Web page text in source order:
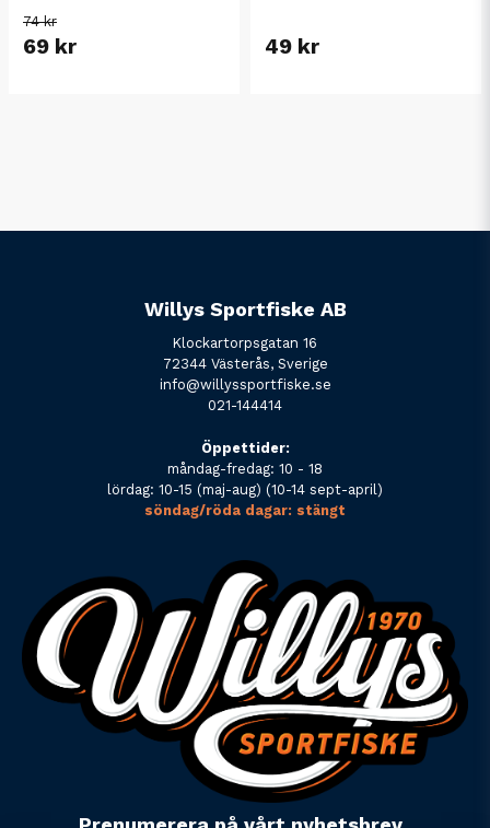
74 kr
69 kr 49 kr
Willys Sportfiske AB
Klockartorpsgatan 16
72344 Västerås, Sverige
info@willyssportfiske.se
021-144414
Öppettider:
måndag-fredag: 10 - 18
lördag: 10-15 (maj-aug) (10-14 sept-april)
söndag/röda dagar: stängt